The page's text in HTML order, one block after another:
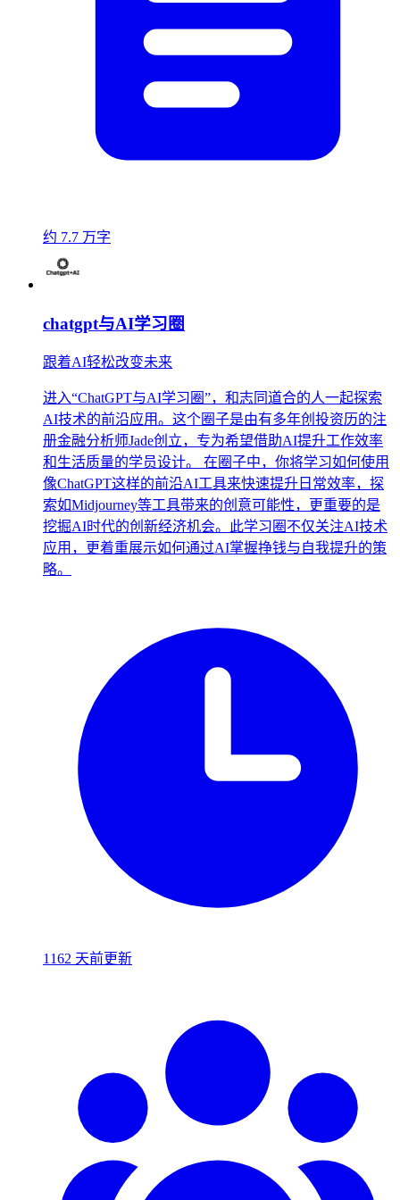
约 7.7 万字
chatgpt与AI学习圈
跟着AI轻松改变未来
进入“ChatGPT与AI学习圈”，和志同道合的人一起探索
AI技术的前沿应用。这个圈子是由有多年创投资历的注
册金融分析师Jade创立，专为希望借助AI提升工作效率
和生活质量的学员设计。 在圈子中，你将学习如何使用
像ChatGPT这样的前沿AI工具来快速提升日常效率，探
索如Midjourney等工具带来的创意可能性，更重要的是
挖掘AI时代的创新经济机会。此学习圈不仅关注AI技术
应用，更着重展示如何通过AI掌握挣钱与自我提升的策
略。
1162 天前更新